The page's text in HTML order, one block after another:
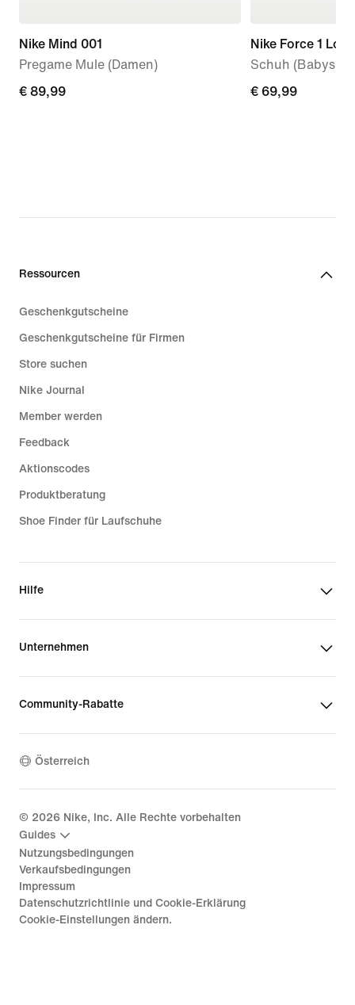
Nike Mind 001
Pregame Mule (Damen)
€ 89,99
€ 89,99
Nike Force 1 Low
Schuh (Babys,
€ 69,99
€ 69,99
Ressourcen
Geschenkgutscheine
Geschenkgutscheine für Firmen
Store suchen
Nike Journal
Member werden
Feedback
Aktionscodes
Produktberatung
Shoe Finder für Laufschuhe
Hilfe
Unternehmen
Community-Rabatte
Österreich
© 2026 Nike, Inc. Alle Rechte vorbehalten
Guides
Nutzungsbedingungen
Verkaufsbedingungen
Impressum
Datenschutzrichtlinie und Cookie-Erklärung
Cookie-Einstellungen ändern.